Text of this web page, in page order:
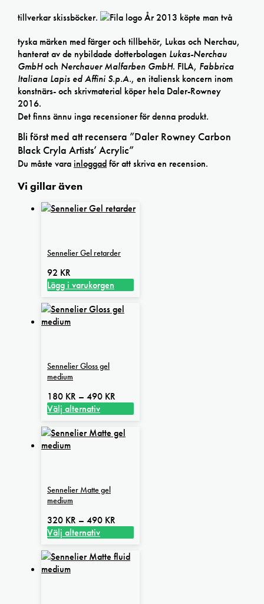
tillverkar skissböcker.
År 2013 köpte man två
tyska märken med färger och tillbehör, Lukas och Nerchau,
hanterat av de nybildade dotterbolagen Lukas-Nerchau
GmbHoch Nerchauer Malfarben GmbH. FILA, Fabbrica
Italiana Lapis ed Affini S.p.A., en italiensk koncern inom
konstnärs- och skrivmaterial köper hela Daler-Rowney
2016.
Det finns ännu inga recensioner för denna produkt.
Bli först med att recensera ”Daler Rowney Carbon
Black Cryla Artists’ Acrylic”
Du måste varainloggadför att skriva en recension.
Vi gillar även
Sennelier Gel retarder
92 KR
Lägg i varukorgen
Sennelier Gloss gel
medium
180 KR – 490 KR
490 kr
Välj alternativ
här
produkten
De
olika
alternativen
kan
på
produktsidan
Sennelier Matte gel
medium
320 KR – 490 KR
490 kr
Välj alternativ
här
produkten